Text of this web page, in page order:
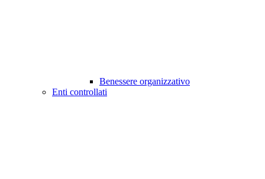
Benessere organizzativo
Enti controllati